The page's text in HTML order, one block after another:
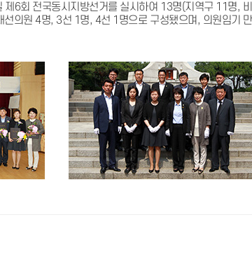
6회 전국동시지방선거를 실시하여 13명(지역구 11명,
의원 4명, 3선 1명, 4선 1명으로 구성됐으며, 의원임기